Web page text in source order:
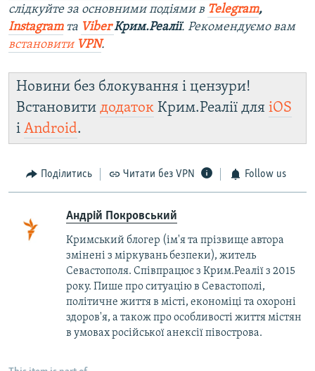
слідкуйте за основними подіями в Telegram,
Instagramта ViberКрим.Реалії. Рекомендуємо вам
встановити VPN.
Новини без блокування і цензури!
Встановити додаток Крим.Реалії для iOS
і Android.
Поділитись Читати без VPN Follow us
Андрій Покровський
Кримський блогер (ім'я та прізвище автора
змінені з міркувань безпеки), житель
Севастополя. Співпрацює з Крим.Реалії з 2015
року. Пише про ситуацію в Севастополі,
політичне життя в місті, економіці та охороні
здоров'я, а також про особливості життя містян
в умовах російської анексії півострова.